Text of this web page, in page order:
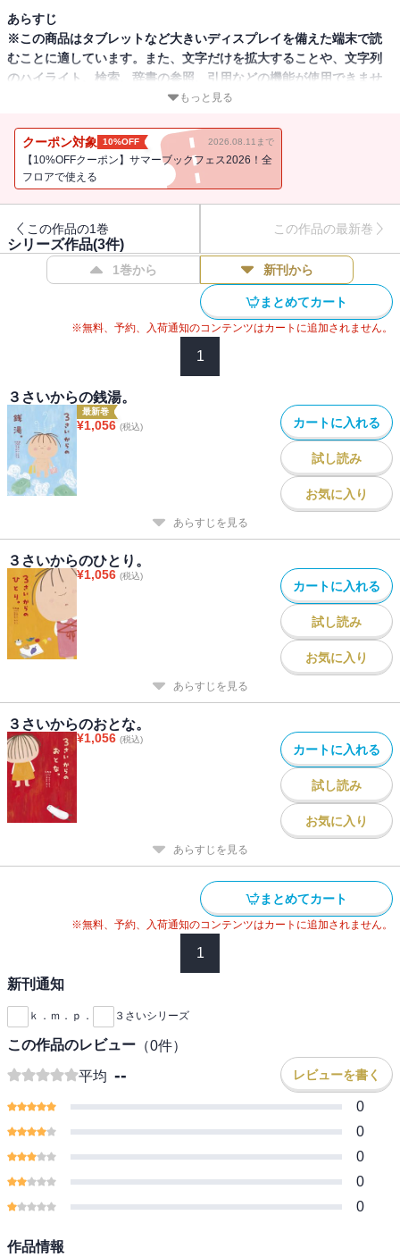
あらすじ
※この商品はタブレットなど大きいディスプレイを備えた端末で読
むことに適しています。また、文字だけを拡大することや、文字列
のハイライト、検索、辞書の参照、引用などの機能が使用できませ
３才の記憶ありますか? 今覚えてないからって、感じてなかったなん
てことはない。どきどきしたり、お愛想つかってみたり、こわいの
に平気なふりをしてみたり…。３才のぐるぐるしてたキモチを綴
もっと見る
クーポン対象 10%OFF 2026.08.11まで
【10%OFFクーポン】サマーブックフェス2026！全
フロアで使える
この作品の1巻 この作品の最新巻
シリーズ作品(3件)
1巻から 新刊から
まとめてカート
※無料、予約、入荷通知のコンテンツはカートに追加されません。
1
３さいからの銭湯。
最新巻
¥1,056 (税込) カートに入れる
試し読み
お気に入り
あらすじを見る
３さいからのひとり。
¥1,056 (税込)
カートに入れる
試し読み
お気に入り
あらすじを見る
３さいからのおとな。
¥1,056 (税込)
カートに入れる
試し読み
お気に入り
あらすじを見る
まとめてカート
※無料、予約、入荷通知のコンテンツはカートに追加されません。
1
新刊通知
ｋ．ｍ．ｐ． ３さいシリーズ
この作品のレビュー （0件）
平均 -- レビューを書く
0
0
0
0
0
作品情報